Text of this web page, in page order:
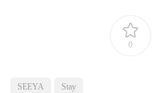
0
SEEYA Stay